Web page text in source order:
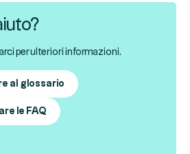
per ulteriori informazioni.
al glossario
le FAQ